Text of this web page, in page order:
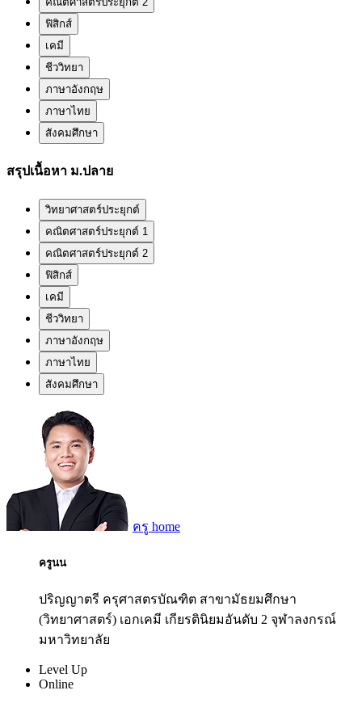
ฟิสิกส์
เคมี
ชีววิทยา
ภาษาอังกฤษ
ภาษาไทย
สังคมศึกษา
สรุปเนื้อหา ม.ปลาย
วิทยาศาสตร์ประยุกต์
คณิตศาสตร์ประยุกต์ 1
คณิตศาสตร์ประยุกต์ 2
ฟิสิกส์
เคมี
ชีววิทยา
ภาษาอังกฤษ
ภาษาไทย
สังคมศึกษา
ครู home
ครูนน
ปริญญาตรี ครุศาสตรบัณฑิต สาขามัธยมศึกษา
(วิทยาศาสตร์) เอกเคมี เกียรตินิยมอันดับ 2 จุฬาลงกรณ์
มหาวิทยาลัย
Level Up
Online